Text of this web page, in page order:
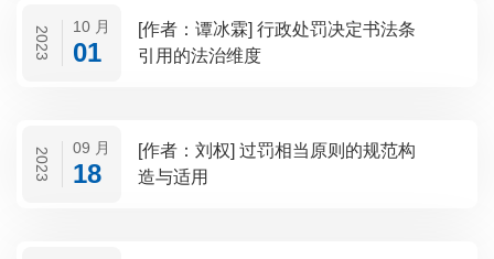
2023 10 月
01
[作者：谭冰霖] 行政处罚决定书法条
引用的法治维度
2023 09 月
18
[作者：刘权] 过罚相当原则的规范构
造与适用